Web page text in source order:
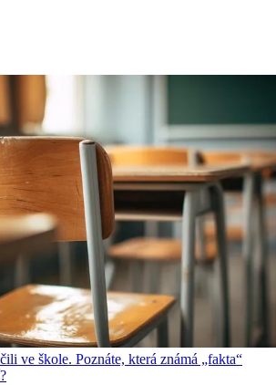
ve škole. Poznáte, která známá „fakta“